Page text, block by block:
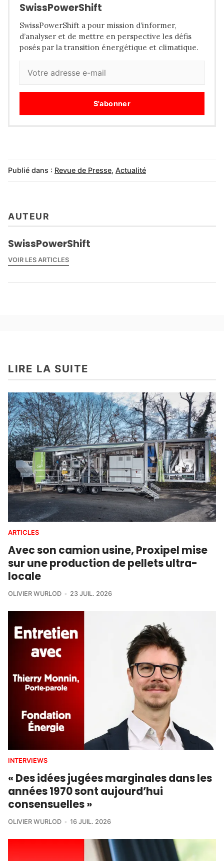
SwissPowerShift
SwissPowerShift a pour mission d’informer,
d’analyser et de mettre en perspective les défis
posés par la transition énergétique et climatique.
S'abonner
Publié dans : Revue de Presse, Actualité
AUTEUR
SwissPowerShift
VOIR LES ARTICLES
LIRE LA SUITE
ARTICLES
Avec son camion usine, Proxipel mise
sur une production de pellets ultra-
locale
OLIVIER WURLOD 23 JUIL. 2026
INTERVIEWS
« Des idées jugées marginales dans les
années 1970 sont aujourd’hui
consensuelles »
OLIVIER WURLOD 16 JUIL. 2026